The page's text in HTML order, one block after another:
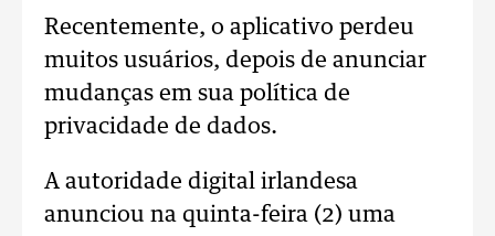
Recentemente, o aplicativo perdeu
muitos usuários, depois de anunciar
mudanças em sua política de
privacidade de dados.
A autoridade digital irlandesa
anunciou na quinta-feira (2) uma